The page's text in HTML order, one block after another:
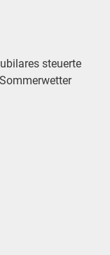
steuerte